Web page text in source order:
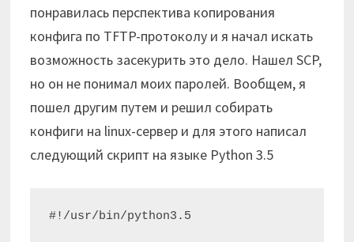
понравилась перспектива копирования
конфига по TFTP-протоколу и я начал искать
возможность засекурить это дело. Нашел SCP,
но он не понимал моих паролей. Вообщем, я
пошел другим путем и решил собирать
конфиги на linux-сервер и для этого написал
следующий скрипт на языке Python 3.5
#!/usr/bin/python3.5